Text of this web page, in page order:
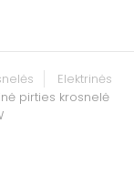
Elektrinės
pirties krosnelė